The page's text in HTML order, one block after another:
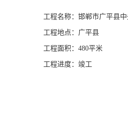
工程名称：邯郸市广平县
工程地点：广平县
工程面积：480平米
工程进度：竣工